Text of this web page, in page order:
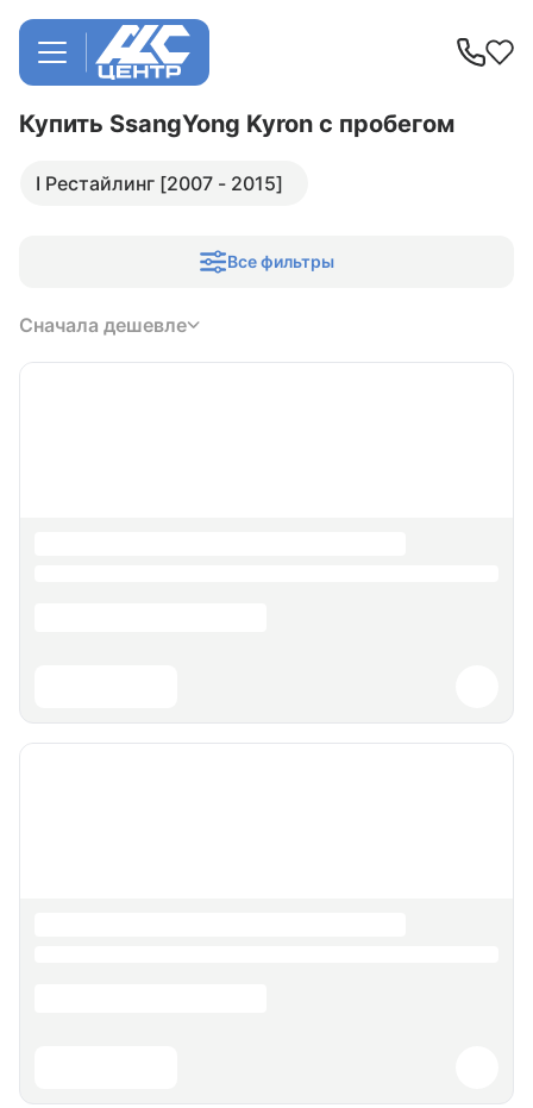
Купить SsangYong Kyron с пробегом
I Рестайлинг [2007 - 2015]
Все фильтры
Сначала дешевле